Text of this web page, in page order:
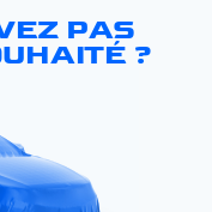
PAS
?